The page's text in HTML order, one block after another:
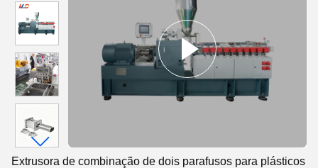
Extrusora de combinação de dois parafusos para plásticos